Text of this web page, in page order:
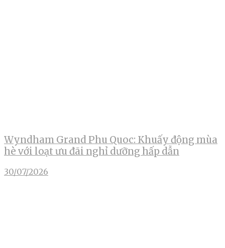
Wyndham Grand Phu Quoc: Khuấy động mùa
hè với loạt ưu đãi nghỉ dưỡng hấp dẫn
30/07/2026